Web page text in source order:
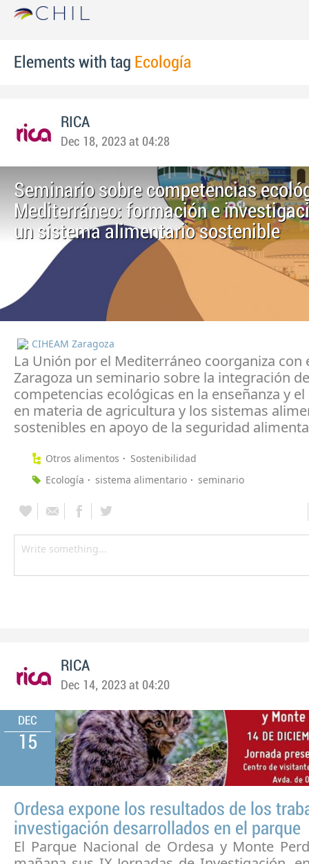
Elements with tag Ecología
RICA
Dec 18, 2023 at 04:28
Seminario sobre competencias
Mediterráneo: formación e
un sistema alimentario sostenible
CIHEAM Zaragoza
La Unión por el Mediterráneo coorganiza con
Zaragoza un seminario sobre la integración
competencias ecológicas en la enseñanza y
en materia de agricultura y los sistemas
sostenibles en apoyo de la seguridad
Otros alimentos
Sostenibilidad
Ecología
sistema alimentario seminario
RICA
Dec 14, 2023 at 04:20
DEC
15
Ordesa expone los resultados de los
investigación desarrollados en el parque
El Parque Nacional de Ordesa y Monte